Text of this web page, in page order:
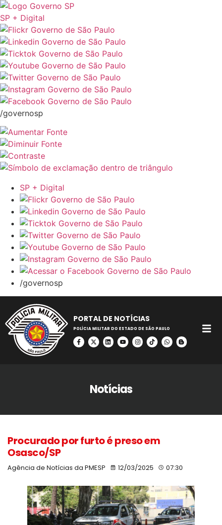
SP + Digital
/governosp
SP + Digital
/governosp
PORTAL DE NOTÍCIAS
POLÍCIA MILITAR DO ESTADO DE SÃO PAULO
Notícias
Procurado por furto é preso em
Osasco/SP
Agência de Notícias da PMESP 12/03/2025 07:30